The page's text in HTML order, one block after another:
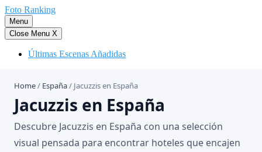
Saltar
al
contenido
Foto Ranking
Menu
Close Menu X
Últimas Escenas Añadidas
Home/ España/ Jacuzzis en España
Jacuzzis en España
Descubre Jacuzzis en España con una selección
visual pensada para encontrar hoteles que encajen